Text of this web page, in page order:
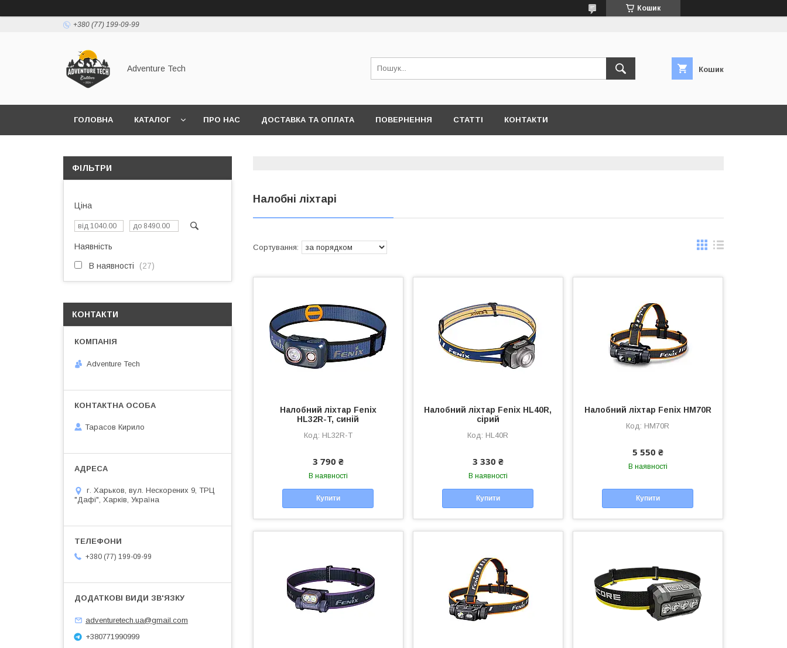
Кошик
+380 (77) 199-09-99
Adventure Tech Кошик
ГОЛОВНА КАТАЛОГ ПРО НАС ДОСТАВКА ТА ОПЛАТА ПОВЕРНЕННЯ СТАТТІ КОНТАКТИ
Налобні ліхтарі
Налобний ліхтар Fenix
HL32R-T, синій
HL32R-T
3 790 ₴
В наявності
Купити
Налобний ліхтар Fenix HL40R,
сірий
HL40R
3 330 ₴
В наявності
Купити
Налобний ліхтар Fenix HM70R
HM70R
5 550 ₴
В наявності
Купити
ФІЛЬТРИ
Ціна
Наявність
В наявності 27
КОНТАКТИ
Adventure Tech
Тарасов Кирило
г. Харьков, вул. Нескорених 9, ТРЦ
"Дафі", Харків, Україна
+380 (77) 199-09-99
adventuretech.ua@gmail.com
+380771990999